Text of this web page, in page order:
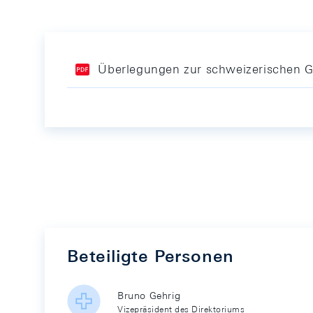
Überlegungen zur schweizerischen
Beteiligte Personen
Bruno Gehrig
Vizepräsident des Direktoriums